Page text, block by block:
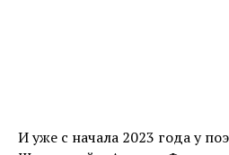
И уже с начала 2023 года у